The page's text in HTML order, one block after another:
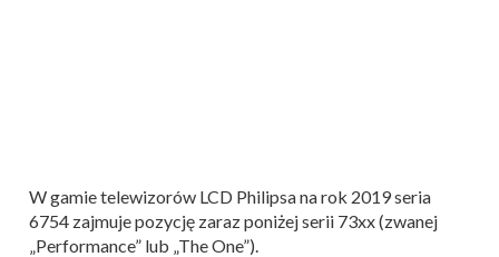
W gamie telewizorów LCD Philipsa na rok 2019 seria
6754 zajmuje pozycję zaraz poniżej serii 73xx (zwanej
„Performance” lub „The One”).